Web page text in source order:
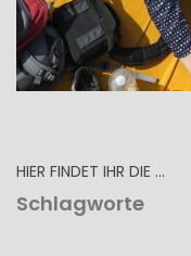
HIER FINDET IHR DIE …
Schlagworte